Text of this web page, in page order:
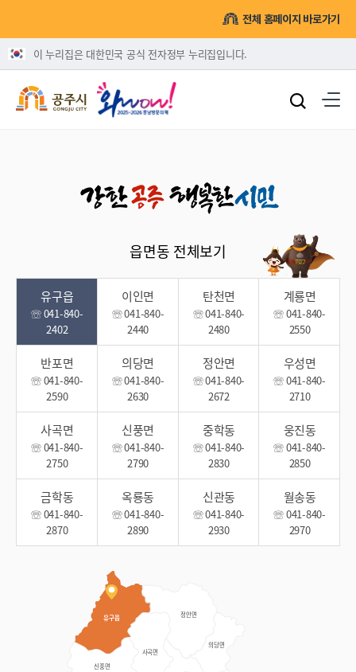
전체 홈페이지 바로가기
이 누리집은 대한민국 공식 전자정부 누리집입니다.
읍면동 전체보기
유구읍
☏ 041-840-
2402
이인면
☏ 041-840-
2440
탄천면
☏ 041-840-
2480
계룡면
☏ 041-840-
2550
반포면
☏ 041-840-
2590
의당면
☏ 041-840-
2630
정안면
☏ 041-840-
2672
우성면
☏ 041-840-
2710
사곡면
☏ 041-840-
2750
신풍면
☏ 041-840-
2790
중학동
☏ 041-840-
2830
웅진동
☏ 041-840-
2850
금학동
☏ 041-840-
2870
옥룡동
☏ 041-840-
2890
신관동
☏ 041-840-
2930
월송동
☏ 041-840-
2970
유구읍
의당면
정안면
사곡면
신풍면